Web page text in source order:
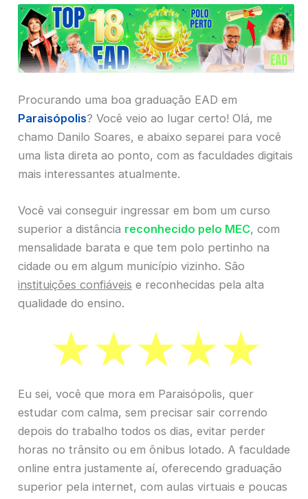
Procurando uma boa graduação EAD em
Paraisópolis? Você veio ao lugar certo! Olá, me
chamo Danilo Soares, e abaixo separei para você
uma lista direta ao ponto, com as faculdades digitais
mais interessantes atualmente.
Você vai conseguir ingressar em bom um curso
superior a distância reconhecido pelo MEC, com
mensalidade barata e que tem polo pertinho na
cidade ou em algum município vizinho. São
instituições confiáveis e reconhecidas pela alta
qualidade do ensino.
Eu sei, você que mora em Paraisópolis, quer
estudar com calma, sem precisar sair correndo
depois do trabalho todos os dias, evitar perder
horas no trânsito ou em ônibus lotado. A faculdade
online entra justamente aí, oferecendo graduação
superior pela internet, com aulas virtuais e poucas